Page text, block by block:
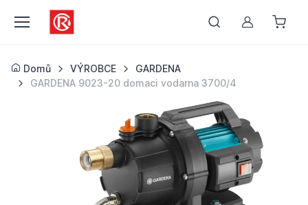
Můj účet
Domů VÝROBCE
GARDENA
GARDENA 9023-20 domaci vodarna 3700/4